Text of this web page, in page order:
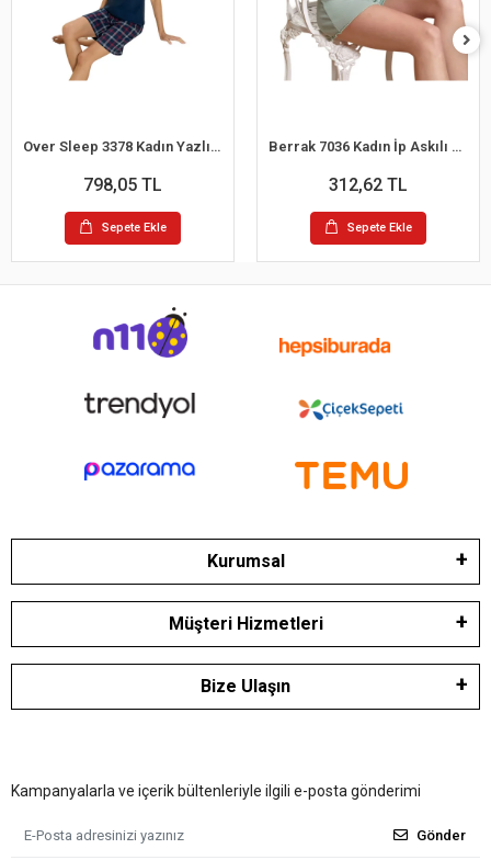
Over Sleep 3378 Kadın Yazlık Süprem Şort Pijama Takım (M-L-XL-XXL)
798,05 TL
Sepete Ekle
Berrak 7036 Kadın İp Askılı Şortlu Pijama Takım
312,62 TL
Sepete Ekle
Kurumsal
Müşteri Hizmetleri
Bize Ulaşın
Kampanyalarla ve içerik bültenleriyle ilgili e-posta gönderimi
Gönder